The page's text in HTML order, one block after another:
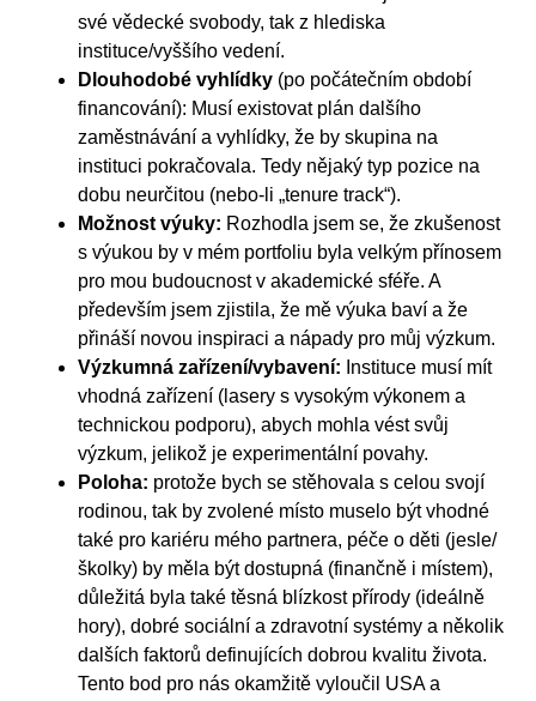
své vědecké svobody, tak z hlediska
instituce/vyššího vedení.
Dlouhodobé vyhlídky (po počátečním období
financování): Musí existovat plán dalšího
zaměstnávání a vyhlídky, že by skupina na
instituci pokračovala. Tedy nějaký typ pozice na
dobu neurčitou (nebo-li „tenure track“).
Možnost výuky: Rozhodla jsem se, že zkušenost
s výukou by v mém portfoliu byla velkým přínosem
pro mou budoucnost v akademické sféře. A
především jsem zjistila, že mě výuka baví a že
přináší novou inspiraci a nápady pro můj výzkum.
Výzkumná zařízení/vybavení: Instituce musí mít
vhodná zařízení (lasery s vysokým výkonem a
technickou podporu), abych mohla vést svůj
výzkum, jelikož je experimentální povahy.
Poloha: protože bych se stěhovala s celou svojí
rodinou, tak by zvolené místo muselo být vhodné
také pro kariéru mého partnera, péče o děti (jesle/
školky) by měla být dostupná (finančně i místem),
důležitá byla také těsná blízkost přírody (ideálně
hory), dobré sociální a zdravotní systémy a několik
dalších faktorů definujících dobrou kvalitu života.
Tento bod pro nás okamžitě vyloučil USA a